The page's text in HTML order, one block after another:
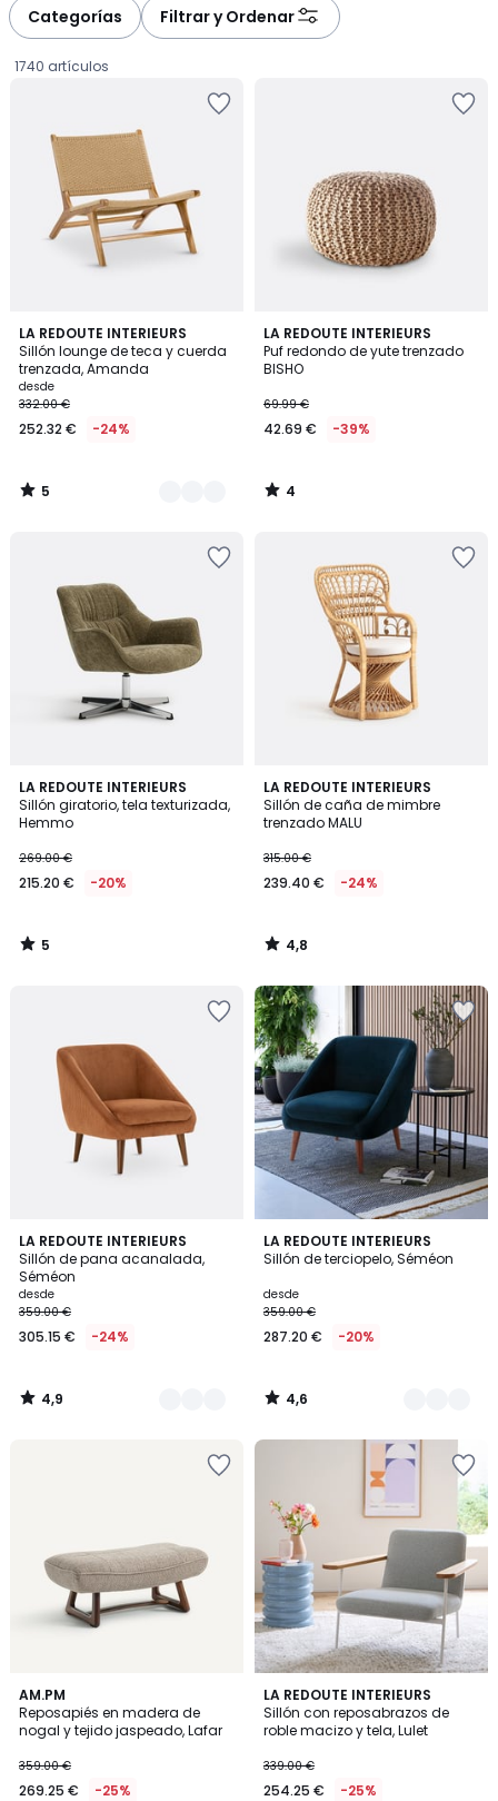
Categorías Filtrar y Ordenar
1740 artículos
LA REDOUTE INTERIEURS
Sillón lounge de teca y cuerda
trenzada, Amanda
Precio
a
partir
252.32
€
332.00
descuento
aplicado.
desde
332.00 €
252.32 € -24%
5
/
5
2
Colores
5
/
LA REDOUTE INTERIEURS
Puf redondo de yute trenzado
BISHO
69.99 €
42.69 € -39%
4
/
5
4
/
LA REDOUTE INTERIEURS
Sillón giratorio, tela texturizada,
Hemmo
269.00 €
215.20 € -20%
5
/
5
5
/
LA REDOUTE INTERIEURS
Sillón de caña de mimbre
trenzado MALU
315.00 €
239.40 € -24%
4,8
/ 5
4,8
/
LA REDOUTE INTERIEURS
Sillón de pana acanalada,
Séméon
desde
359.00 €
305.15 € -24%
4,9
/ 5
3
Colores
4,9
/
LA REDOUTE INTERIEURS
Sillón de terciopelo, Séméon
desde
359.00 €
287.20 € -20%
4,6
/ 5
2
Colores
4,6
/
AM.PM
Reposapiés en madera de
nogal y tejido jaspeado, Lafar
359.00 €
269.25 € -25%
4,3
/ 5
LA REDOUTE INTERIEURS
Sillón con reposabrazos de
roble macizo y tela, Lulet
339.00 €
254.25 € -25%